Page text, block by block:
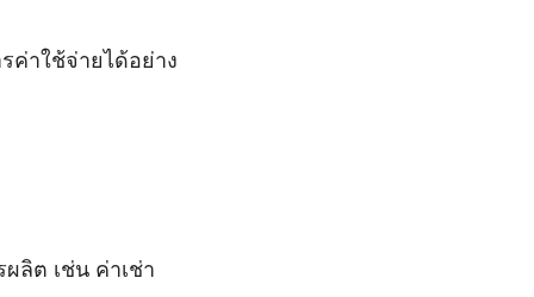
ค่าใช้จ่ายได้อย่าง
ลิต เช่น ค่าเช่า